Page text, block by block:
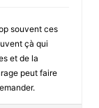
souvent ces
çà qui
et de la
peut faire